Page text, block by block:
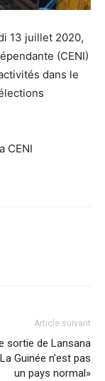
13 juillet 2020,
(CENI)
dans le
CENI
Article suivant
sortie de Lansana
Guinée n’est pas
un pays normal»